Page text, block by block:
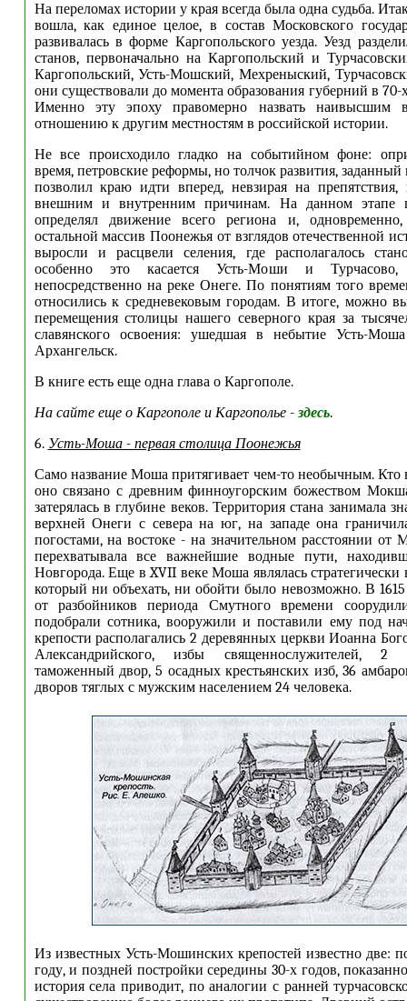
На переломах истории у края всегда была одна судьба.
вошла, как единое целое, в состав Московского
развивалась в форме Каргопольского уезда. Уезд
станов, первоначально на Каргопольский и
Каргопольский, Усть-Мошский, Мехреныский,
они существовали до момента образования губерний в 70-
Именно эту эпоху правомерно назвать наивысшим
отношению к другим местностям в российской истории.
Не все происходило гладко на событийном фоне:
время, петровские реформы, но толчок развития, заданный
позволил краю идти вперед, невзирая на
внешним и внутренним причинам. На данном этапе
определял движение всего региона и,
остальной массив Поонежья от взглядов отечественной
выросли и расцвели селения, где располагалось
особенно это касается Усть-Моши и Турчасово,
непосредственно на реке Онеге. По понятиям того
относились к средневековым городам. В итоге, можно
перемещения столицы нашего северного края за
славянского освоения: ушедшая в небытие Усть-
Архангельск.
В книге есть еще одна глава о Каргополе.
На сайте еще о Каргополе и Каргополье- здесь.
6. Усть-Моша - первая столица Поонежья
Само название Моша притягивает чем-то необычным. Кто
оно связано с древним финноугорским божеством
затерялась в глубине веков. Территория стана занимала
верхней Онеги с севера на юг, на западе она
погостами, на востоке - на значительном расстоянии от
перехватывала все важнейшие водные пути,
Новгорода. Еще в XVII веке Моша являлась
который ни объехать, ни обойти было невозможно. В
от разбойников периода Смутного времени
подобрали сотника, вооружили и поставили ему под
крепости располагались 2 деревянных церкви Иоанна
Александрийского, избы священнослужителей, 2
таможенный двор, 5 осадных крестьянских изб, 36
дворов тяглых с мужским населением 24 человека.
Из известных Усть-Мошинских крепостей известно две:
году, и поздней постройки середины 30-х годов,
история села приводит, по аналогии с ранней